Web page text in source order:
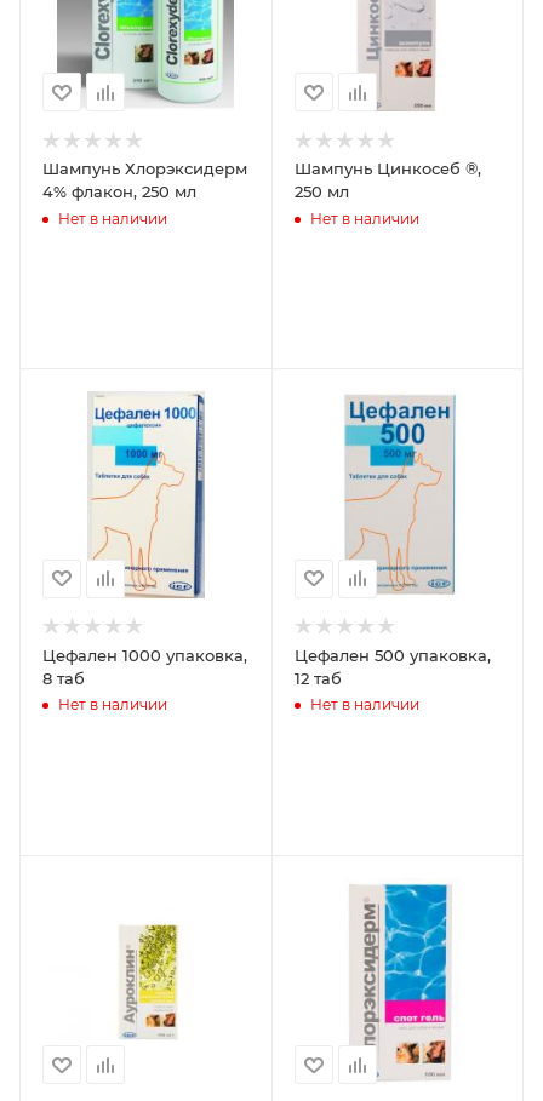
Шампунь Хлорэксидерм
4% флакон, 250 мл
Нет в наличии
Шампунь Цинкосеб ®,
250 мл
Нет в наличии
Цефален 1000 упаковка,
8 таб
Нет в наличии
Цефален 500 упаковка,
12 таб
Нет в наличии